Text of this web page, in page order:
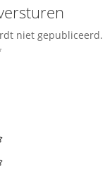
niet gepubliceerd.